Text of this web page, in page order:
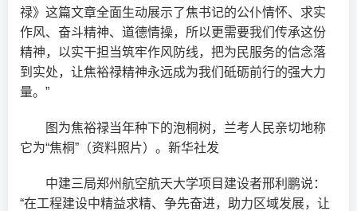
禄》这篇文章全面生动展示了焦书记的公仆情怀、求实
作风、奋斗精神、道德情操，所以更需要我们传承这份
精神，以实干担当筑牢作风防线，把为民服务的信念落
到实处，让焦裕禄精神永远成为我们砥砺前行的强大力
量。”
图为焦裕禄当年种下的泡桐树，兰考人民亲切地称
它为“焦桐”（资料照片）。新华社发
中建三局郑州航空航天大学项目建设者邢利鹏说：
“在工程建设中精益求精、争先奋进，助力区域发展，让